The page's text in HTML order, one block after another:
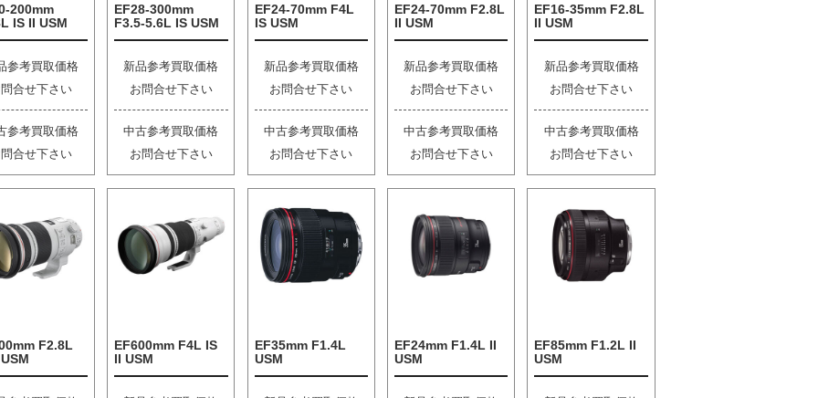
200mm
IS II USM
参考買取価格
合せ下さい
参考買取価格
合せ下さい
EF28-300mm
F3.5-5.6L IS USM
新品参考買取価格
お問合せ下さい
中古参考買取価格
お問合せ下さい
EF24-70mm F4L
IS USM
新品参考買取価格
お問合せ下さい
中古参考買取価格
お問合せ下さい
EF24-70mm F2.8L
II USM
新品参考買取価格
お問合せ下さい
中古参考買取価格
お問合せ下さい
EF16-35mm F2.8L
II USM
新品参考買取価格
お問合せ下さい
中古参考買取価格
お問合せ下さい
F2.8L
EF600mm F4L IS
II USM
EF35mm F1.4L
USM
EF24mm F1.4L II
USM
EF85mm F1.2L II
USM